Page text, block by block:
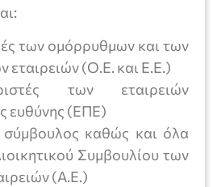
των ομόρρυθμων και των
εταιρειών (Ο.Ε. και Ε.Ε.)
των εταιρειών
ευθύνης (ΕΠΕ)
καθώς και όλα
Συμβουλίου των
(Α.Ε.)